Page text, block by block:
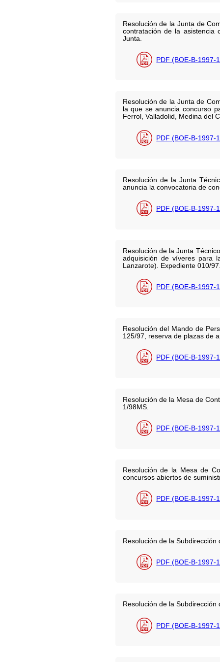
Resolución de la Junta de
contratación de la asistencia
Junta.
PDF (BOE-B-1997-
Resolución de la Junta de
la que se anuncia concurso
Ferrol, Valladolid, Medina del
PDF (BOE-B-1997-
Resolución de la Junta
anuncia la convocatoria de
PDF (BOE-B-1997-
Resolución de la Junta
adquisición de víveres para
Lanzarote). Expediente 010/
PDF (BOE-B-1997-
Resolución del Mando de
125/97, reserva de plazas de
PDF (BOE-B-1997-
Resolución de la Mesa de
1/98MS.
PDF (BOE-B-1997-
Resolución de la Mesa de
concursos abiertos de
PDF (BOE-B-1997-
Resolución de la
PDF (BOE-B-1997-
Resolución de la
PDF (BOE-B-1997-